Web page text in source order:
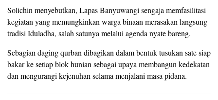
Solichin menyebutkan, Lapas Banyuwangi sengaja memfasilitasi
kegiatan yang memungkinkan warga binaan merasakan langsung
tradisi Iduladha, salah satunya melalui agenda nyate bareng.
Sebagian daging qurban dibagikan dalam bentuk tusukan sate siap
bakar ke setiap blok hunian sebagai upaya membangun kedekatan
dan mengurangi kejenuhan selama menjalani masa pidana.